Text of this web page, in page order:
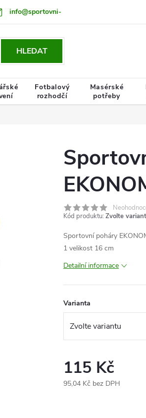
info@sportovni-
Termín doručení zboží
HLEDAT
Fotbalový
rozhodčí
Masérské
potřeby
Kód produktu: Zvolte
Sportovní poháry
1 velikost 16 cm
Detailní informace
Varianta
115 Kč
95,04 Kč bez DPH